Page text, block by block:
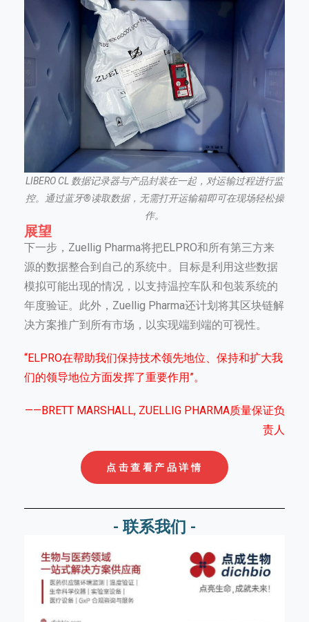
LIBERO CL 数据记录器与产品封装在一起，对运输过程进行监
控。通过蓝牙®读取数据，无需打开运输箱即可在现场轻松操
作。
展望
下一步，Zuellig Pharma将把ELPRO和所有第三方来
源的数据整合到自己的系统中。目标是利用这些数据
模拟可能出现的情况，以支持温控车队和包装系统的
年度验证。此外，Zuellig Pharma还计划将其区块链解
决方案推广到所有市场，以实现端到端的可视性。
“ELPRO在帮助我们保持技术领先地位、保持和扩大我
们的领导地位方面发挥了重要作用”。
——BRETT MARSHALL, ZUELLIG PHARMA质量保证负
责人
点击查看产品详情
- 联系我们 -